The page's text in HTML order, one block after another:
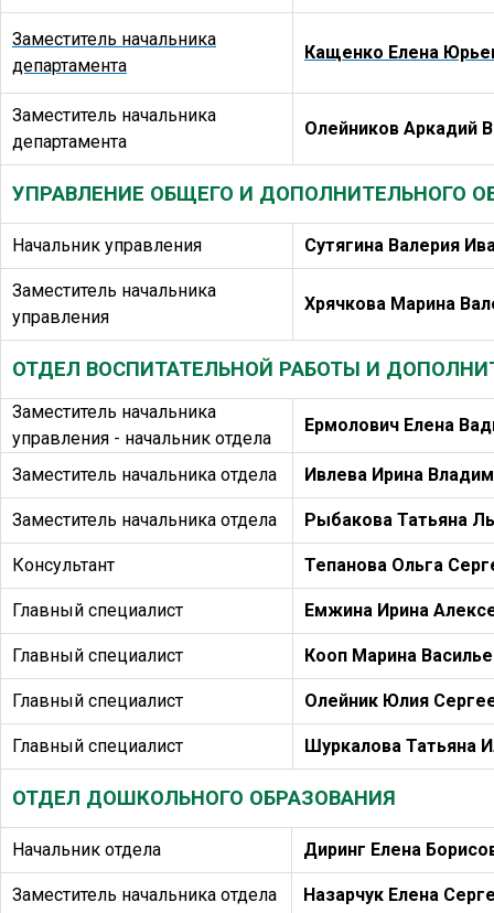
Заместитель начальника
департамента
Кащенко Елена
Заместитель начальника
департамента
Олейников Аркадий
УПРАВЛЕНИЕ ОБЩЕГО И ДОПОЛНИТЕЛЬНОГО
Начальник управления Сутягина Валерия
Заместитель начальника
управления
Хрячкова Марина
ОТДЕЛ ВОСПИТАТЕЛЬНОЙ РАБОТЫ И
Заместитель начальника
управления - начальник отдела
Ермолович Елена
Заместитель начальника отдела Ивлева Ирина
Заместитель начальника отдела Рыбакова Татьяна
Консультант Тепанова Ольга
Главный специалист Емжина Ирина
Главный специалист Кооп Марина
Главный специалист Олейник Юлия
Главный специалист Шуркалова Татьяна
ОТДЕЛ ДОШКОЛЬНОГО ОБРАЗОВАНИЯ
Начальник отдела Диринг Елена
Заместитель начальника отдела Назарчук Елена